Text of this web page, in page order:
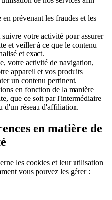
prévenant les fraudes et les
votre activité pour assurer
et veiller à ce que le contenu
et exact.
votre activité de navigation,
appareil et vos produits
un contenu pertinent.
en fonction de la manière
que ce soit par l'intermédiaire
d'un réseau d'affiliation.
en matière de
les cookies et leur utilisation
vous pouvez les gérer :